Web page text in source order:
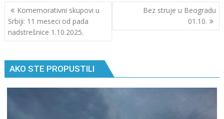
Кретање
чланка
Komemorativni skupovi u
Srbiji: 11 meseci od pada
nadstrešnice 1.10.2025.
Bez struje u Beogradu
01.10.
AKO STE PROPUSTILI